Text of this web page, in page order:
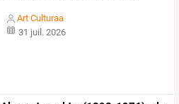
Art Culturaa
31 juil. 2026